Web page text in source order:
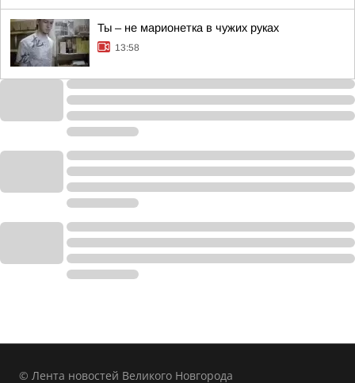
Ты – не марионетка в чужих руках
13:58
© Лента новостей Великого Новгорода